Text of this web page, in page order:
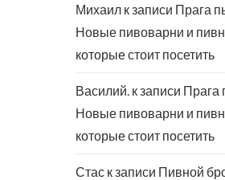
Михаил к записи Прага
Новые пивоварни и
которые стоит посетить
Василий. к записи Прага
Новые пивоварни и
которые стоит посетить
Стас к записи Пивной